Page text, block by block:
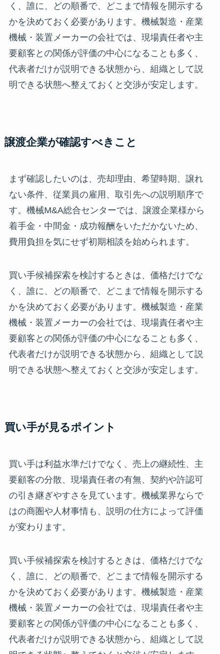
く、誰に、どの順番で、どこまで情報を開示する
かを決めておく必要があります。機械製造・産業
機械・装置メーカーの会社では、現場責任者や主
要顧客との関係が評価の中心になることも多く、
代表者だけが説明できる状態から、組織として説
明できる状態へ整えておくと交渉が安定します。
譲渡企業が確認すべきこと
まず確認したいのは、売却理由、希望時期、譲れ
ない条件、従業員の雇用、取引先への説明順序で
す。機械M&A総合センターでは、譲渡企業様から
着手金・中間金・成功報酬をいただかないため、
費用負担を気にせず初期相談を始められます。
買い手候補探索を検討するときは、価格だけでな
く、誰に、どの順番で、どこまで情報を開示する
かを決めておく必要があります。機械製造・産業
機械・装置メーカーの会社では、現場責任者や主
要顧客との関係が評価の中心になることも多く、
代表者だけが説明できる状態から、組織として説
明できる状態へ整えておくと交渉が安定します。
買い手が見るポイント
買い手は利益水準だけでなく、売上の継続性、主
要顧客の分散、現場責任者の有無、契約や許認可
の引き継ぎやすさを見ています。機械業界ならで
はの商圏や人材事情も、説明の仕方によって評価
が変わります。
買い手候補探索を検討するときは、価格だけでな
く、誰に、どの順番で、どこまで情報を開示する
かを決めておく必要があります。機械製造・産業
機械・装置メーカーの会社では、現場責任者や主
要顧客との関係が評価の中心になることも多く、
代表者だけが説明できる状態から、組織として説